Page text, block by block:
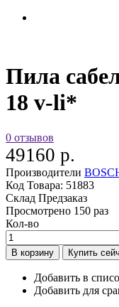
Пила
18 v-li*
0 отзывов
49160 р.
Производители
Код Товара: 51883
Склад Предзаказ
Просмотрено 150 раз
Кол-во
Добавить в
Добавить для